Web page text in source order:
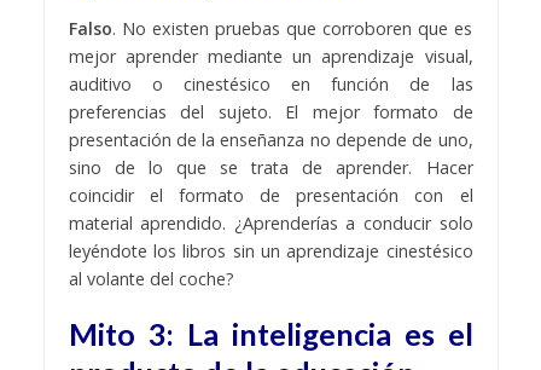
Falso. No existen pruebas que corroboren que es
mejor aprender mediante un aprendizaje visual,
auditivo o cinestésico en función de las
preferencias del sujeto. El mejor formato de
presentación de la enseñanza no depende de uno,
sino de lo que se trata de aprender. Hacer
coincidir el formato de presentación con el
material aprendido. ¿Aprenderías a conducir solo
leyéndote los libros sin un aprendizaje cinestésico
al volante del coche?
Mito 3: La inteligencia es el